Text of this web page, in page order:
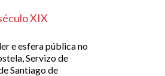
XIX
e esfera pública no
Servizo de
Santiago de